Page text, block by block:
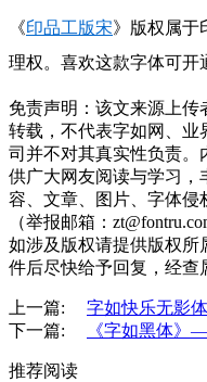
《印品工版宋》版权属于
理权。喜欢这款字体可开
免责声明：该文来源上
转载，不代表字如网、业
司并不对其真实性负责。
供广大网友阅读与学习，
容、文章、图片、字体侵
（举报邮箱：
如涉及版权请提供版权所
件后尽快给予回复，经查
上一篇: 字如快乐无影
下一篇:
《字如黑体
推荐阅读